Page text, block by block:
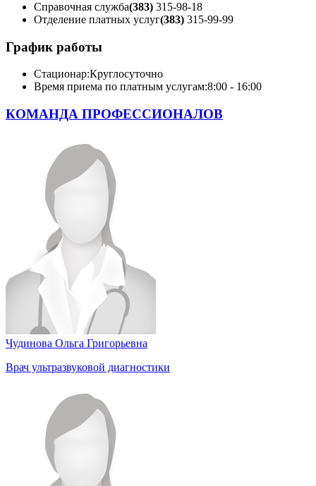
Справочная служба(383) 315-98-18
Отделение платных услуг(383) 315-99-99
График работы
Стационар:Круглосуточно
Время приема по платным услугам:8:00 - 16:00
КОМАНДА ПРОФЕССИОНАЛОВ
Чудинова Ольга Григорьевна
Врач ультразвуковой диагностики